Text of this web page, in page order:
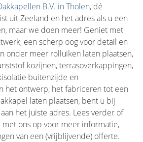
B.V. in Tholen, dé
uit Zeeland en het adres als u een
maar we doen meer! Geniet met
een scherp oog voor detail en
onder meer rolluiken laten plaatsen,
kozijnen, terrasoverkappingen,
buitenzijde en
het ontwerp, het fabriceren tot een
laten plaatsen, bent u bij
het juiste adres. Lees verder of
ons op voor meer informatie,
van een (vrijblijvende) offerte.